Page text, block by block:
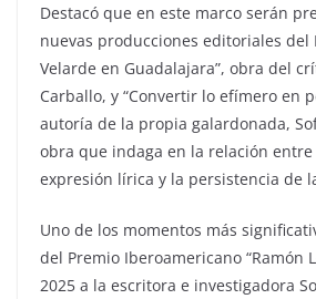
Destacó que en este marco serán
nuevas producciones editoriales del
Velarde en Guadalajara”, obra del
Carballo, y “Convertir lo efímero en
autoría de la propia galardonada,
obra que indaga en la relación
expresión lírica y la persistencia de
Uno de los momentos más
del Premio Iberoamericano “Ramón
2025 a la escritora e investigadora